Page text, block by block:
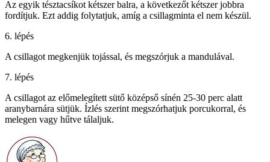
Az egyik tésztacsíkot kétszer balra, a következőt kétszer jobbra
fordítjuk. Ezt addig folytatjuk, amíg a csillagminta el nem készül.
6. lépés
A csillagot megkenjük tojással, és megszórjuk a mandulával.
7. lépés
A csillagot az előmelegített sütő középső sínén 25-30 perc alatt
aranybarnára sütjük. Ízlés szerint megszórhatjuk porcukorral, és
melegen vagy hűtve tálaljuk.